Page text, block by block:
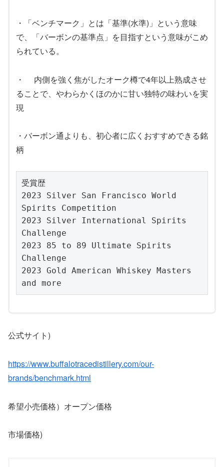
・「ベンチマーク」とは「基準(水準)」という意味
で、「バーボンの基準点」を目指すという意味がこめ
られている。
・ 内側を強く焦がしたオーク樽で4年以上熟成させ
ることで、やわらかくほのかに甘い独特の味わいを実
現
・バーボン通よりも、初心者に広くおすすめできる銘
柄
受賞歴
2023 Silver San Francisco World
Spirits Competition
2023 Silver International Spirits
Challenge
2023 85 to 89 Ultimate Spirits
Challenge
2023 Gold American Whiskey Masters
and more
公式サイト)
https://www.buffalotracedistillery.com/our-
brands/benchmark.html
希望小売価格）オープン価格
市場価格)